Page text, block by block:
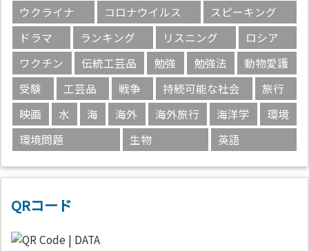
ウクライナ
コロナウイルス
スピーキング
ドラマ
ランキング リスニング
ロシア
ワクチン
伝統工芸品 勉強 勉強法
動物愛護
受験
工芸品 戦争 持続可能な社会
旅行
映画
水 海 海外 海外旅行 海洋学
環境
環境問題
生物 英語
QRコード